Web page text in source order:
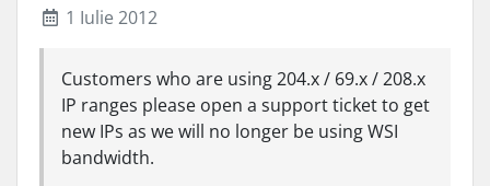
1 Iulie 2012
Customers who are using 204.x / 69.x / 208.x
IP ranges please open a support ticket to get
new IPs as we will no longer be using WSI
bandwidth.